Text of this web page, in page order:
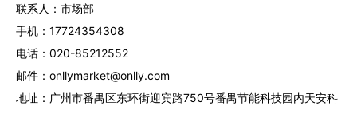
联系人：市场部
手机：17724354308
电话：020-85212552
邮件：onllymarket@onlly.com
地址：广州市番禺区东环街迎宾路750号番禺节能科技园内天安科